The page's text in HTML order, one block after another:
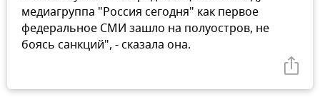
медиагруппа "Россия сегодня" как первое
федеральное СМИ зашло на полуостров, не
боясь санкций", - сказала она.